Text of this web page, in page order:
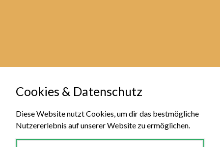
Cookies & Datenschutz
Diese Website nutzt Cookies, um dir das bestmögliche
Nutzererlebnis auf unserer Website zu ermöglichen.